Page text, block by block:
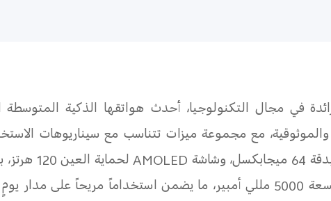
في مجال التكنولوجيا، أحدث هواتقها الذكية المتوسطة
والموثوقية، مع مجموعة ميزات تتناسب مع سيناريوهات
AMOLED
لحماية